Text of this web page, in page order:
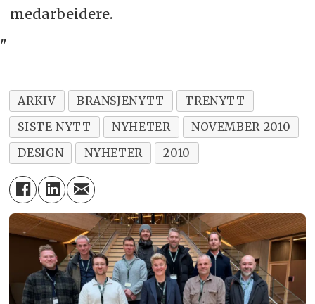
medarbeidere.
"
ARKIV BRANSJENYTT
TRENYTT
SISTE NYTT
NYHETER
NOVEMBER 2010
DESIGN
NYHETER 2010